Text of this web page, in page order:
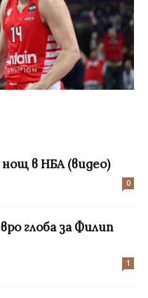
в НБА (видео)
0
глоба за Филип
1